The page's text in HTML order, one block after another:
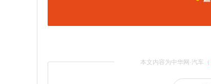
本文内容为中华网·汽车（